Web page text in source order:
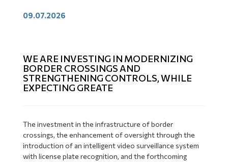
09.07.2026
WE ARE INVESTING IN MODERNIZING
BORDER CROSSINGS AND
STRENGTHENING CONTROLS, WHILE
EXPECTING GREATE
The investment in the infrastructure of border
crossings, the enhancement of oversight through the
introduction of an intelligent video surveillance system
with license plate recognition, and the forthcoming